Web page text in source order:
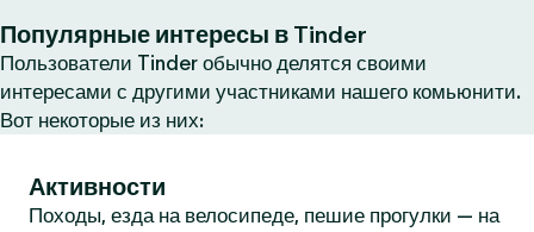
Популярные интересы в Tinder
Пользователи Tinder обычно делятся своими
интересами с другими участниками нашего комьюнити.
Вот некоторые из них:
Активности
Походы, езда на велосипеде, пешие прогулки — на